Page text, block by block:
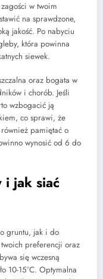
w twoim
na sprawdzone,
jakość. Po nabyciu
która powinna
siewek.
oraz bogata w
i chorób. Jeśli
wzbogacić ją
co sprawi, że
pamiętać o
wynosić od 6 do
i jak siać
gruntu, jak i do
preferencji oraz
się wczesną
10-15°C. Optymalna